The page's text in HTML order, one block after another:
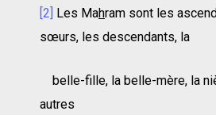
[2] Les Mahram sont les
sœurs, les descendants, la
belle-fille, la belle-mère, la
autres